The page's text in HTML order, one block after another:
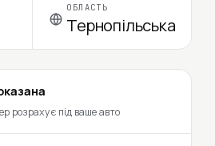
ОБЛАСТЬ
Тернопільська
розрахує під ваше авто